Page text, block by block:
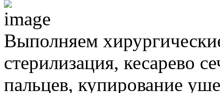
Выполняем
стерилизация, кесарево
пальцев, купирование